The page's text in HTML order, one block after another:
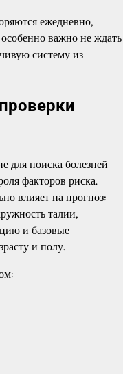
ежедневно,
важно не ждать
систему из
для поиска болезней
факторов риска.
влияет на прогноз:
талии,
и базовые
и полу.